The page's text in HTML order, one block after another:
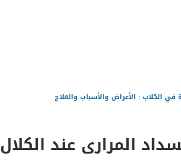
في الكلاب : الأعراض والأسباب والعلاج
المرارى عند الكلال